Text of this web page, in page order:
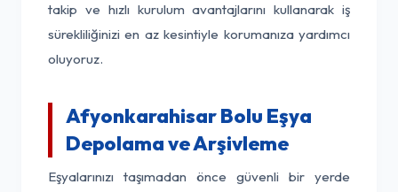
takip ve hızlı kurulum avantajlarını kullanarak iş
sürekliliğinizi en az kesintiyle korumanıza yardımcı
oluyoruz.
Afyonkarahisar Bolu Eşya
Depolama ve Arşivleme
Eşyalarınızı taşımadan önce güvenli bir yerde